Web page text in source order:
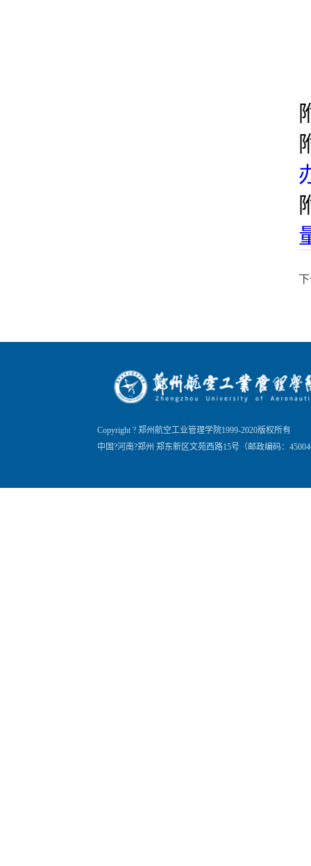
Copyright ? 郑州航空工业管理学院1999-2020版权所有
中国?河南?郑州 郑东新区文苑西路15号（邮政编码：